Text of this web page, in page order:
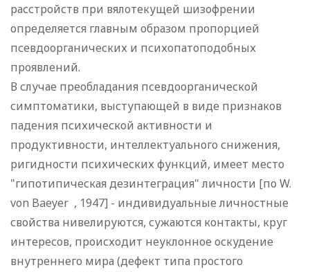
расстройств при вялотекущей шизофрении
определяется главным образом пропорцией
псевдоорганических и психопатоподобных
проявлений.
В случае преобладания псевдоорганической
симптоматики, выступающей в виде признаков
падения психической активности и
продуктивности, интеллектуального снижения,
ригидности психических функций, имеет место
"гипотипическая дезинтеграция" личности [по W.
von Baeyer , 1947] - индивидуальные личностные
свойства нивелируются, сужаются контакты, круг
интересов, происходит неуклонное оскудение
внутреннего мира (дефект типа простого